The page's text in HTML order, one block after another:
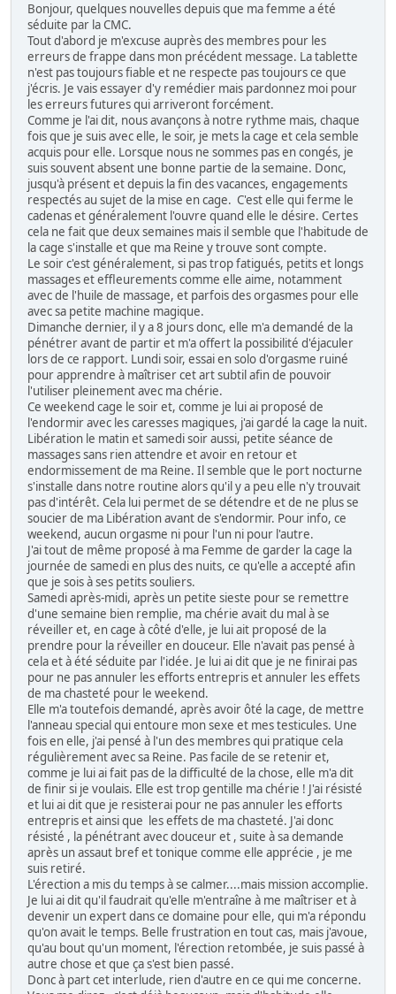
Bonjour, quelques nouvelles depuis que ma femme a été
séduite par la CMC.
Tout d'abord je m'excuse auprès des membres pour les
erreurs de frappe dans mon précédent message. La tablette
n'est pas toujours fiable et ne respecte pas toujours ce que
j'écris. Je vais essayer d'y remédier mais pardonnez moi pour
les erreurs futures qui arriveront forcément.
Comme je l'ai dit, nous avançons à notre rythme mais, chaque
fois que je suis avec elle, le soir, je mets la cage et cela semble
acquis pour elle. Lorsque nous ne sommes pas en congés, je
suis souvent absent une bonne partie de la semaine. Donc,
jusqu'à présent et depuis la fin des vacances, engagements
respectés au sujet de la mise en cage. C'est elle qui ferme le
cadenas et généralement l'ouvre quand elle le désire. Certes
cela ne fait que deux semaines mais il semble que l'habitude de
la cage s'installe et que ma Reine y trouve sont compte.
Le soir c'est généralement, si pas trop fatigués, petits et longs
massages et effleurements comme elle aime, notamment
avec de l'huile de massage, et parfois des orgasmes pour elle
avec sa petite machine magique.
Dimanche dernier, il y a 8 jours donc, elle m'a demandé de la
pénétrer avant de partir et m'a offert la possibilité d'éjaculer
lors de ce rapport. Lundi soir, essai en solo d'orgasme ruiné
pour apprendre à maîtriser cet art subtil afin de pouvoir
l'utiliser pleinement avec ma chérie.
Ce weekend cage le soir et, comme je lui ai proposé de
l'endormir avec les caresses magiques, j'ai gardé la cage la nuit.
Libération le matin et samedi soir aussi, petite séance de
massages sans rien attendre et avoir en retour et
endormissement de ma Reine. Il semble que le port nocturne
s'installe dans notre routine alors qu'il y a peu elle n'y trouvait
pas d'intérêt. Cela lui permet de se détendre et de ne plus se
soucier de ma Libération avant de s'endormir. Pour info, ce
weekend, aucun orgasme ni pour l'un ni pour l'autre.
J'ai tout de même proposé à ma Femme de garder la cage la
journée de samedi en plus des nuits, ce qu'elle a accepté afin
que je sois à ses petits souliers.
Samedi après-midi, après un petite sieste pour se remettre
d'une semaine bien remplie, ma chérie avait du mal à se
réveiller et, en cage à côté d'elle, je lui ait proposé de la
prendre pour la réveiller en douceur. Elle n'avait pas pensé à
cela et à été séduite par l'idée. Je lui ai dit que je ne finirai pas
pour ne pas annuler les efforts entrepris et annuler les effets
de ma chasteté pour le weekend.
Elle m'a toutefois demandé, après avoir ôté la cage, de mettre
l'anneau special qui entoure mon sexe et mes testicules. Une
fois en elle, j'ai pensé à l'un des membres qui pratique cela
régulièrement avec sa Reine. Pas facile de se retenir et,
comme je lui ai fait pas de la difficulté de la chose, elle m'a dit
de finir si je voulais. Elle est trop gentille ma chérie ! J'ai résisté
et lui ai dit que je resisterai pour ne pas annuler les efforts
entrepris et ainsi que les effets de ma chasteté. J'ai donc
résisté , la pénétrant avec douceur et , suite à sa demande
après un assaut bref et tonique comme elle apprécie , je me
suis retiré.
L'érection a mis du temps à se calmer....mais mission accomplie.
Je lui ai dit qu'il faudrait qu'elle m'entraîne à me maîtriser et à
devenir un expert dans ce domaine pour elle, qui m'a répondu
qu'on avait le temps. Belle frustration en tout cas, mais j'avoue,
qu'au bout qu'un moment, l'érection retombée, je suis passé à
autre chose et que ça s'est bien passé.
Donc à part cet interlude, rien d'autre en ce qui me concerne.